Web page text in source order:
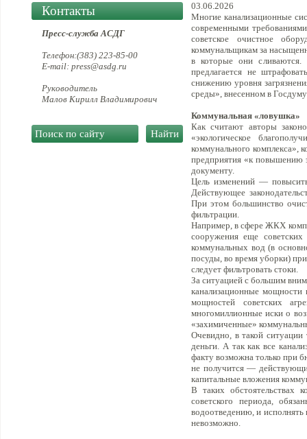
Контакты
Пресс-служба АСДГ
Телефон:(383) 223-85-00
E-mail: press@asdg.ru
Руководитель
Малов Кирилл Владимирович
03.06.2026
Многие канализационные
современными
советское очистное
коммунальщикам за
в которые они сливаются.
предлагается не
снижению уровня
среды», внесенном в
Коммунальная «ловушка»
Как считают авторы
«экологическое
коммунального комплекса»,
предприятия «к повышению
документу.
Цель изменений —
Действующее
При этом большинство
фильтрации.
Например, в сфере ЖКХ
сооружения еще
коммунальных вод (в
посуды, во время уборки)
следует фильтровать стоки.
За ситуацией с большим
канализационные мощности
мощностей советских
многомиллионные иски о
«захимиченные»
Очевидно, в такой
деньги. А так как все
факту возможна только при
не получится —
капитальные вложения
В таких обстоятельствах
советского периода,
водоотведению, и
невозможно.